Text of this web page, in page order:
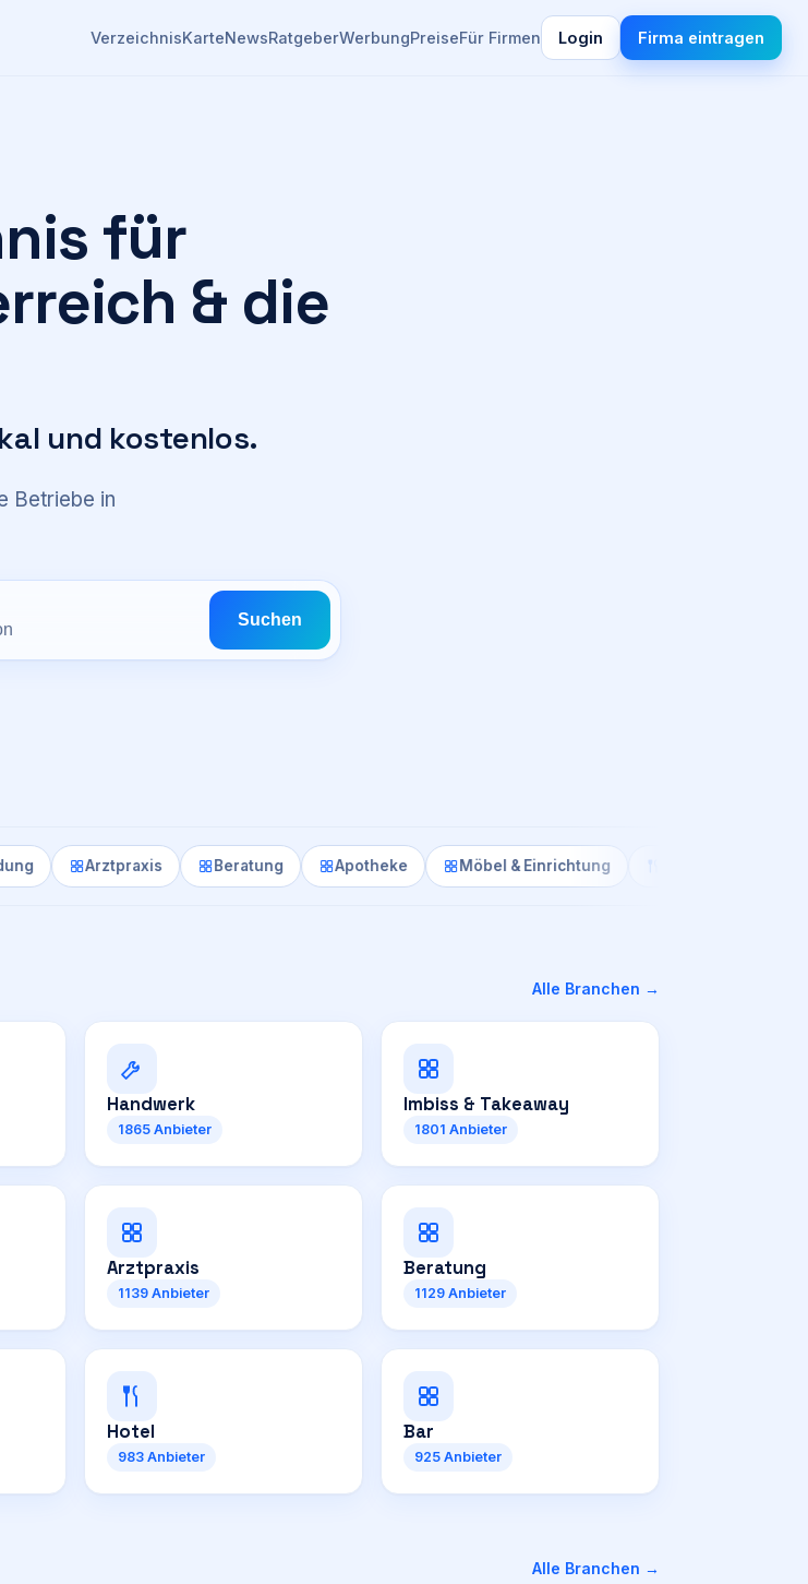
VerzeichnisKarteNewsRatgeberWerbungPreiseFür Firmen Login Firma eintragen
für
& die
– lokal und kostenlos.
Betriebe in
Suchen
Arztpraxis Beratung Apotheke Möbel & Einrichtung Hotel
Alle Branchen →
Handwerk
1865 Anbieter
Imbiss & Takeaway
1801 Anbieter
Arztpraxis
1139 Anbieter
Beratung
1129 Anbieter
Hotel
983 Anbieter
Bar
925 Anbieter
Alle Branchen →